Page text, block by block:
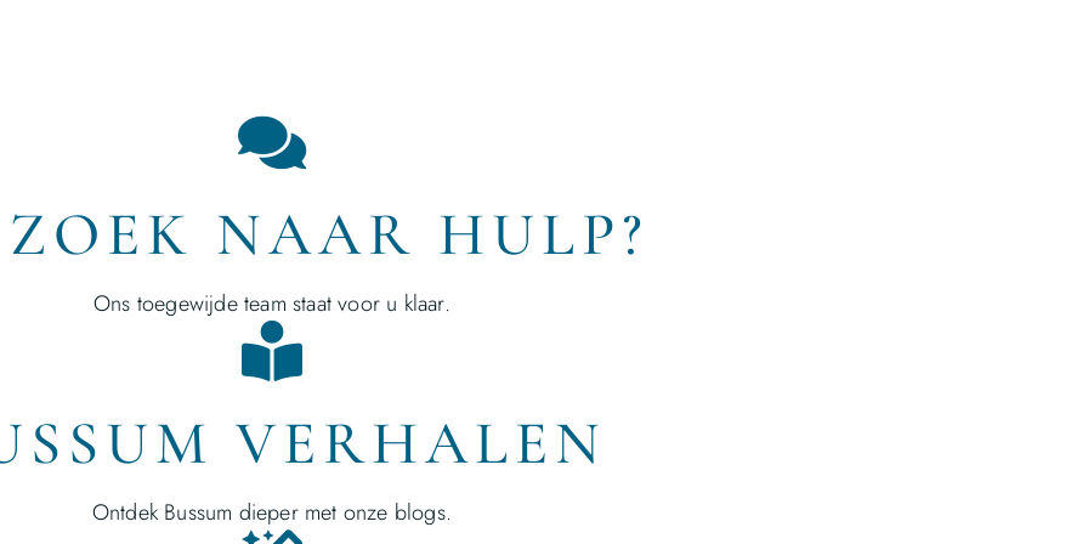
NAAR HULP?
Ons toegewijde team staat voor u klaar.
VERHALEN
Ontdek Bussum dieper met onze blogs.